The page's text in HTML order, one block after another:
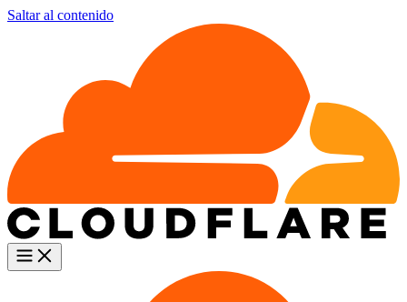
Saltar al contenido